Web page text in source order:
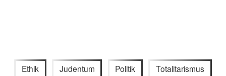
Ethik Judentum Politik Totalitarismus